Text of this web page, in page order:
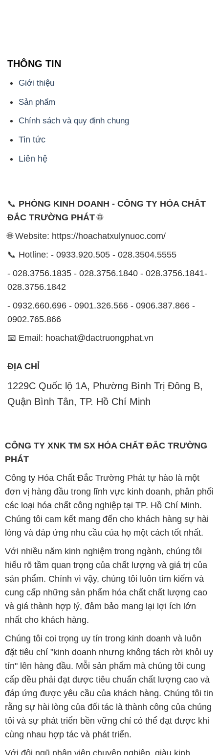
THÔNG TIN
Giới thiệu
Sản phẩm
Chính sách và quy định chung
Tin tức
Liên hệ
📞 PHÒNG KINH DOANH - CÔNG TY HÓA CHẤT
ĐẮC TRƯỜNG PHÁT🌐
🌐 Website: https://hoachatxulynuoc.com/
📞 Hotline: - 0933.920.505 - 028.3504.5555
- 028.3756.1835 - 028.3756.1840 - 028.3756.1841-
028.3756.1842
- 0932.660.696 - 0901.326.566 - 0906.387.866 -
0902.765.866
📧 Email: hoachat@dactruongphat.vn
ĐỊA CHỈ
1229C Quốc lộ 1A, Phường Bình Trị Đông B,
Quận Bình Tân, TP. Hồ Chí Minh
CÔNG TY XNK TM SX HÓA CHẤT ĐẮC TRƯỜNG
PHÁT
Công ty Hóa Chất Đắc Trường Phát tự hào là một
đơn vị hàng đầu trong lĩnh vực kinh doanh, phân phối
các loại hóa chất công nghiệp tại TP. Hồ Chí Minh.
Chúng tôi cam kết mang đến cho khách hàng sự hài
lòng và đáp ứng nhu cầu của họ một cách tốt nhất.
Với nhiều năm kinh nghiệm trong ngành, chúng tôi
hiểu rõ tầm quan trọng của chất lượng và giá trị của
sản phẩm. Chính vì vậy, chúng tôi luôn tìm kiếm và
cung cấp những sản phẩm hóa chất chất lượng cao
và giá thành hợp lý, đảm bảo mang lại lợi ích lớn
nhất cho khách hàng.
Chúng tôi coi trọng uy tín trong kinh doanh và luôn
đặt tiêu chí "kinh doanh nhưng không tách rời khỏi uy
tín" lên hàng đầu. Mỗi sản phẩm mà chúng tôi cung
cấp đều phải đạt được tiêu chuẩn chất lượng cao và
đáp ứng được yêu cầu của khách hàng. Chúng tôi tin
rằng sự hài lòng của đối tác là thành công của chúng
tôi và sự phát triển bền vững chỉ có thể đạt được khi
cùng nhau hợp tác và phát triển.
Với đội ngũ nhân viên chuyên nghiệp, giàu kinh